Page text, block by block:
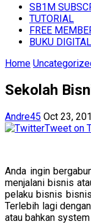
SB1M
TUTORIAL
FREE
BUKU
Home
Sekolah
Andre45 Oct 23,
Tweet on
Anda ingin
menjalani bisnis
pelaku bisnis
Terlebih lagi
atau bahkan